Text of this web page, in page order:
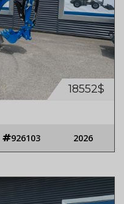
18552$
926103 2026